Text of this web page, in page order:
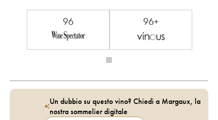
96 96+
Un dubbio su questo vino? Chiedi a Margaux, la
nostra sommelier digitale